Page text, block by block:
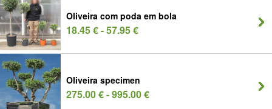
Oliveira com poda em bola
18.45 € - 57.95 €
Oliveira specimen
275.00 € - 995.00 €